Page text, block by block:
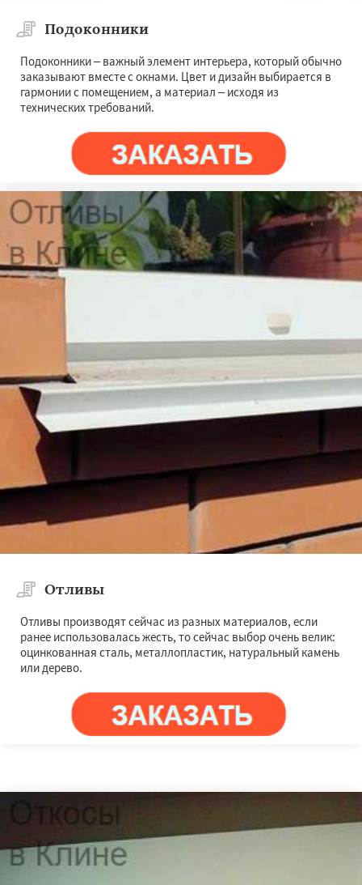
Подоконники
Подоконники – важный элемент интерьера, который обычно
заказывают вместе с окнами. Цвет и дизайн выбирается в
гармонии с помещением, а материал – исходя из
технических требований.
Отливы
Отливы производят сейчас из разных материалов, если
ранее использовалась жесть, то сейчас выбор очень велик:
оцинкованная сталь, металлопластик, натуральный камень
или дерево.